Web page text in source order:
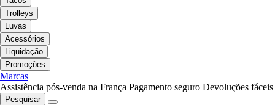
Trolleys
Luvas
Acessórios
Liquidação
Promoções
Marcas
Assistência pós-venda na França Pagamento seguro Devoluções fáceis
Pesquisar